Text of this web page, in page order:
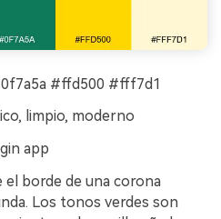
#ffd500 #fff7d1
limpio, moderno
app
el borde de una corona
Los tonos verdes son